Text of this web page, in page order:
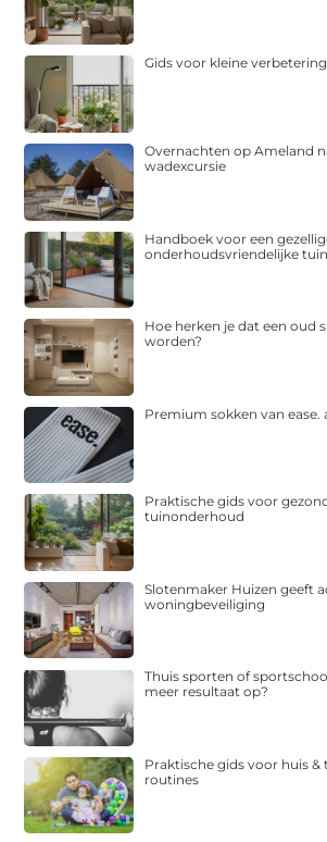
Gids voor kleine
Overnachten op Ameland
wadexcursie
Handboek voor een
onderhoudsvriendelijke tuin
Hoe herken je dat een oud
worden?
Premium sokken van ease.
Praktische gids voor
tuinonderhoud
Slotenmaker Huizen geeft
woningbeveiliging
Thuis sporten of
meer resultaat op?
Praktische gids voor huis
routines